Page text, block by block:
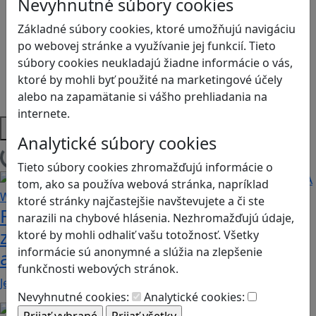
Nevyhnutné súbory cookies
Základné súbory cookies, ktoré umožňujú navigáciu
po webovej stránke a využívanie jej funkcií. Tieto
súbory cookies neukladajú žiadne informácie o vás,
ktoré by mohli byť použité na marketingové účely
alebo na zapamätanie si vášho prehliadania na
internete.
Analytické súbory cookies
Tieto súbory cookies zhromažďujú informácie o
tom, ako sa používa webová stránka, napríklad
ktoré stránky najčastejšie navštevujete a či ste
narazili na chybové hlásenia. Nezhromažďujú údaje,
ktoré by mohli odhaliť vašu totožnosť. Všetky
informácie sú anonymné a slúžia na zlepšenie
funkčnosti webových stránok.
Nevyhnutné cookies:
Analytické cookies:
Ľudské práva a tolerancia
Motorika a koncentrácia
Programovanie/Technika
Sociálne zručnosti a kooperácia
Strategické myslenie
Zdravie a pohyb
Načítam blogy
Fotografujte zvieratká, aby ste
zachránili ostrov v Alba: A Wildlife
adventure
Jednoduchá hra, vhodná pre kohokoľvek z rodiny,…